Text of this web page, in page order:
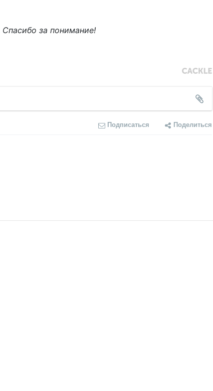
Спасибо за понимание!
Подписаться Поделиться